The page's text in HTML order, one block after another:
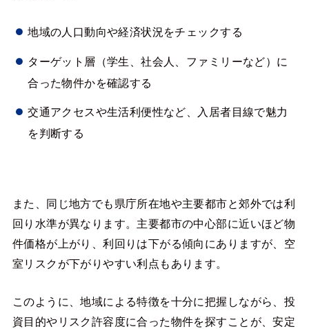
地域の人口動向や経済状況をチェックする
ターゲット層（学生、社会人、ファミリーなど）に
合った物件かを確認する
交通アクセスや生活利便性など、入居者目線で魅力
を判断する
また、同じ地方でも県庁所在地や主要都市と郊外では利
回り水準が異なります。主要都市の中心部に近いほど物
件価格が上がり、利回りは下がる傾向にありますが、空
室リスクが下がりやすい利点もあります。
このように、地域による特徴を十分に把握しながら、投
資目的やリスク許容度に合った物件を探すことが、安定